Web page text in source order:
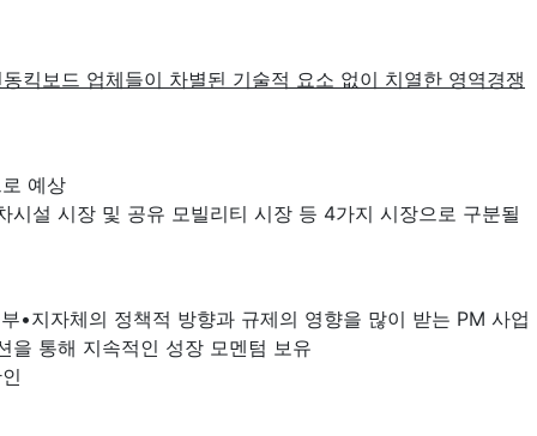
킥보드 업체들이 차별된 기술적 요소 없이 치열한 영역경쟁
예상
설 시장 및 공유 모빌리티 시장 등 4가지 시장으로 구분될
•지자체의 정책적 방향과 규제의 영향을 많이 받는 PM 사업
통해 지속적인 성장 모멘텀 보유